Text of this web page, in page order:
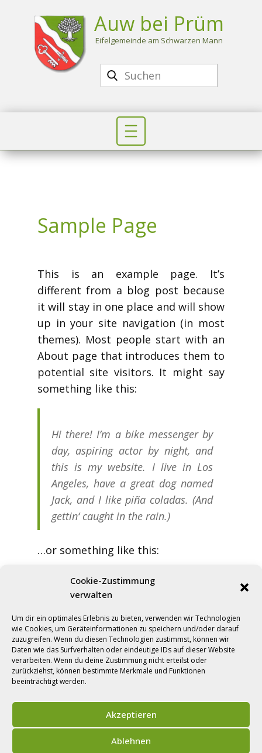
Cookie-Zustimmung
verwalten
Um dir ein optimales Erlebnis zu bieten, verwenden wir Technologien
wie Cookies, um Geräteinformationen zu speichern und/oder darauf
zuzugreifen. Wenn du diesen Technologien zustimmst, können wir
Daten wie das Surfverhalten oder eindeutige IDs auf dieser Website
verarbeiten. Wenn du deine Zustimmung nicht erteilst oder
zurückziehst, können bestimmte Merkmale und Funktionen
beeinträchtigt werden.
Akzeptieren
Ablehnen
Auw bei Prüm
Eife​lgemeinde am Schwarzen Mann
Sample Page
This is an example page. It’s
different from a blog post because
it will stay in one place and will show
up in your site navigation (in most
themes). Most people start with an
About page that introduces them to
potential site visitors. It might say
something like this:
Hi there! I’m a bike messenger by
day, aspiring actor by night, and
this is my website. I live in Los
Angeles, have a great dog named
Jack, and I like piña coladas. (And
gettin‘ caught in the rain.)
…or something like this:
The XYZ Doohickey Company was
founded in 1971, and has been
providing quality doohickeys to the
public ever since. Located in
Gotham City, XYZ employs over
2,000 people and does all kinds of
As a new WordPress user, you